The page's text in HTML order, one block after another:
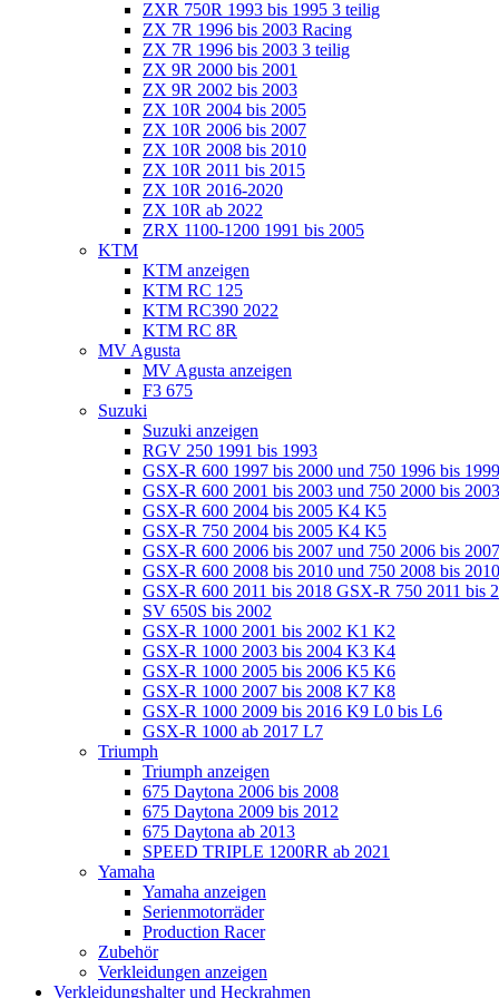
ZXR 750R 1993 bis 1995 3 teilig
ZX 7R 1996 bis 2003 Racing
ZX 7R 1996 bis 2003 3 teilig
ZX 9R 2000 bis 2001
ZX 9R 2002 bis 2003
ZX 10R 2004 bis 2005
ZX 10R 2006 bis 2007
ZX 10R 2008 bis 2010
ZX 10R 2011 bis 2015
ZX 10R 2016-2020
ZX 10R ab 2022
ZRX 1100-1200 1991 bis 2005
KTM
KTM anzeigen
KTM RC 125
KTM RC390 2022
KTM RC 8R
MV Agusta
MV Agusta anzeigen
F3 675
Suzuki
Suzuki anzeigen
RGV 250 1991 bis 1993
GSX-R 600 1997 bis 2000 und 750 1996 bis 1999
GSX-R 600 2001 bis 2003 und 750 2000 bis
GSX-R 600 2004 bis 2005 K4 K5
GSX-R 750 2004 bis 2005 K4 K5
GSX-R 600 2006 bis 2007 und 750 2006 bis
GSX-R 600 2008 bis 2010 und 750 2008 bis
GSX-R 600 2011 bis 2018 GSX-R 750 2011 bis
SV 650S bis 2002
GSX-R 1000 2001 bis 2002 K1 K2
GSX-R 1000 2003 bis 2004 K3 K4
GSX-R 1000 2005 bis 2006 K5 K6
GSX-R 1000 2007 bis 2008 K7 K8
GSX-R 1000 2009 bis 2016 K9 L0 bis L6
GSX-R 1000 ab 2017 L7
Triumph
Triumph anzeigen
675 Daytona 2006 bis 2008
675 Daytona 2009 bis 2012
675 Daytona ab 2013
SPEED TRIPLE 1200RR ab 2021
Yamaha
Yamaha anzeigen
Serienmotorräder
Production Racer
Zubehör
Verkleidungen anzeigen
Verkleidungshalter und Heckrahmen